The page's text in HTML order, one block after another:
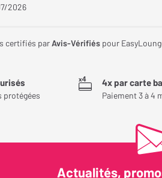
2026
certifiés parAvis-Vérifiés pour
protégées
4x par carte
Paiement 3 à 4
Actualités,